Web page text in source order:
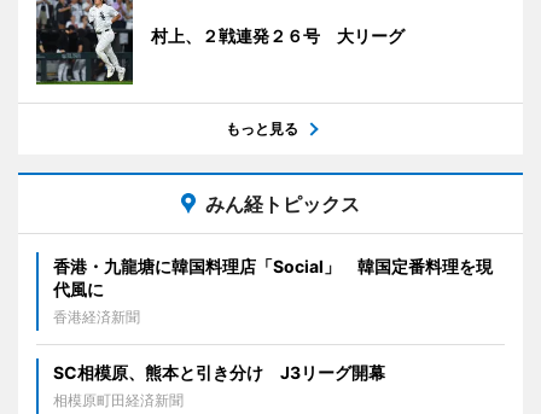
村上、２戦連発２６号 大リーグ
もっと見る
みん経トピックス
香港・九龍塘に韓国料理店「Social」 韓国定番料理を現
代風に
香港経済新聞
SC相模原、熊本と引き分け J3リーグ開幕
相模原町田経済新聞